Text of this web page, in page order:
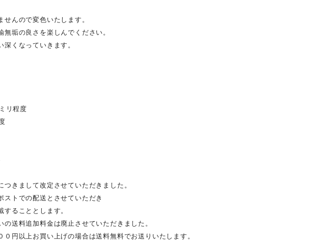
せんので変色いたします。
無垢の良さを楽しんでください。
深くなっていきます。
リ程度
つきまして改定させていただきました。
ストでの配送とさせていただき
することとします。
の送料追加料金は廃止させていただきました。
円以上お買い上げの場合は送料無料でお送りいたします。